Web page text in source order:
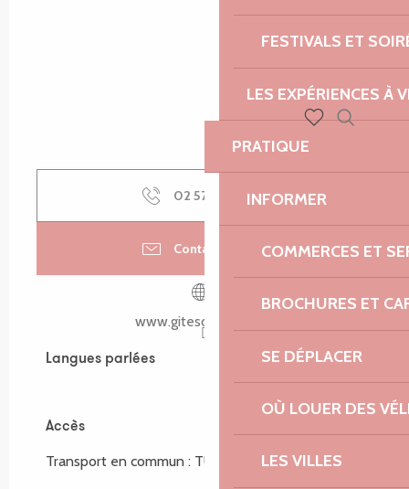
FESTIVALS ET
LES EXPÉRIENCES À
PRATIQUE
INFORMER
COMMERCES ET
BROCHURES ET
SE DÉPLACER
OÙ LOUER DES
LES VILLES
Voir les favoris
02 57 18 00▒▒
Contactez-nous
www.gitesdarmor.com
Langues parlées
Langues parlées
Accès
Accès
Transport en commun : TUB Ligne C à 50km